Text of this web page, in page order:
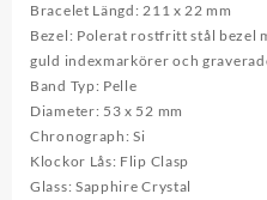
Bracelet Längd: 211 x 22 mm
Bezel: Polerat rostfritt stål bezel
guld indexmarkörer och
Band Typ: Pelle
Diameter: 53 x 52 mm
Chronograph: Si
Klockor Lås: Flip Clasp
Glass: Sapphire Crystal